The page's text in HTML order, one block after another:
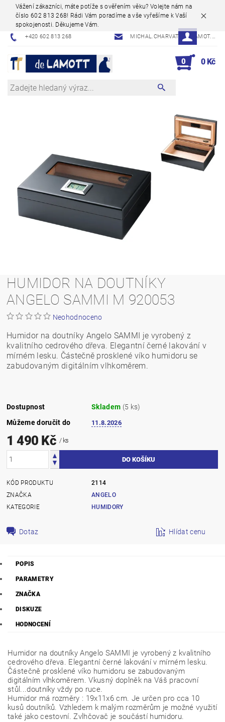
Vážení zákazníci, máte potíže s ověřením věku? Volejte nám na
číslo 602 813 268! Rádi Vám poradíme a vše vyřešíme k Vaší
spokojenosti. Děkujeme Vám.
+420 602 813 268 MICHAL.CHARVAT@DELAMOT.CZ
0 0 Kč
HUMIDOR NA DOUTNÍKY
ANGELO SAMMI M 920053
Neohodnoceno
Humidor na doutníky Angelo SAMMI je vyrobený z
kvalitního cedrového dřeva. Elegantní černé lakování v
mírném lesku. Částečně prosklené víko humidoru se
zabudovaným digitálním vlhkoměrem.
Dostupnost Skladem (5 ks)
Můžeme doručit do
11.8.2026
1 490 Kč / ks
KÓD PRODUKTU
2114
ZNAČKA
ANGELO
KATEGORIE
HUMIDORY
Dotaz Hlídat cenu
POPIS
PARAMETRY
ZNAČKA
DISKUZE
HODNOCENÍ
Humidor na doutníky Angelo SAMMI je vyrobený z kvalitního
cedrového dřeva. Elegantní černé lakování v mírném lesku.
Částečně prosklené víko humidoru se zabudovaným
digitálním vlhkoměrem. Vkusný doplněk na Váš pracovní
stůl...doutníky vždy po ruce.
Humidor má rozměry : 19x11x6 cm. Je určen pro cca 10
kusů doutníků. Vzhledem k malým rozměrům je možné využití
také jako cestovní. Zvlhčovač je součástí humidoru.